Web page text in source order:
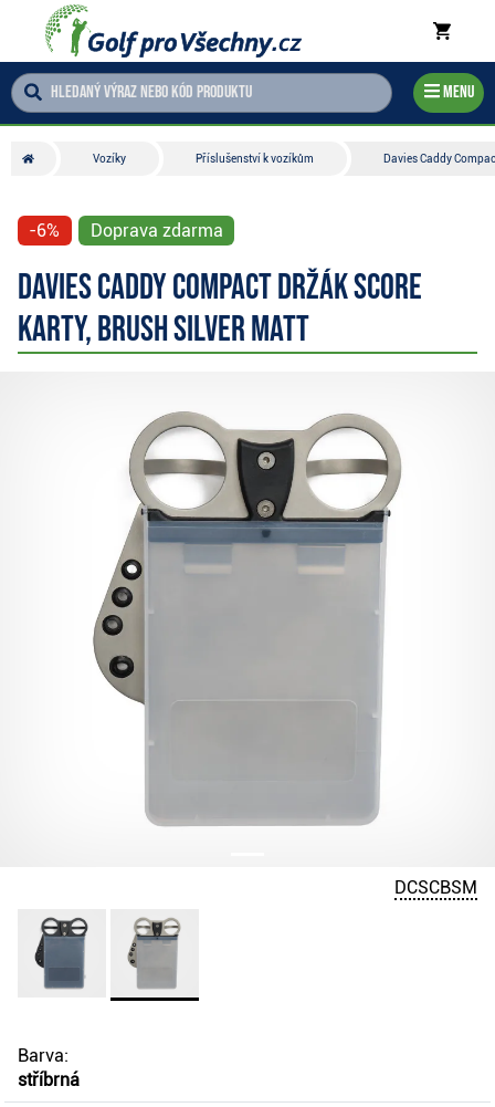
Menu
Vozíky Příslušenství k vozíkům Davies Caddy
-6% Doprava zdarma
Davies Caddy Compact držák score
karty, brush silver matt
DCSCBSM
Barva:
stříbrná